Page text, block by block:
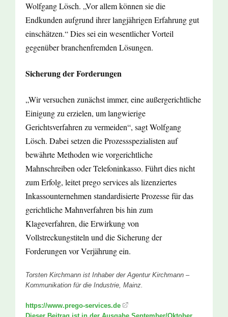
Wolfgang Lösch. „Vor allem können sie die
Endkunden aufgrund ihrer langjährigen Erfahrung gut
einschätzen.“ Dies sei ein wesentlicher Vorteil
gegenüber branchenfremden Lösungen.
Sicherung der Forderungen
„Wir versuchen zunächst immer, eine außergerichtliche
Einigung zu erzielen, um langwierige
Gerichtsverfahren zu vermeiden“, sagt Wolfgang
Lösch. Dabei setzen die Prozessspezialisten auf
bewährte Methoden wie vorgerichtliche
Mahnschreiben oder Telefoninkasso. Führt dies nicht
zum Erfolg, leitet prego services als lizenziertes
Inkassounternehmen standardisierte Prozesse für das
gerichtliche Mahnverfahren bis hin zum
Klageverfahren, die Erwirkung von
Vollstreckungstiteln und die Sicherung der
Forderungen vor Verjährung ein.
Torsten Kirchmann ist Inhaber der Agentur Kirchmann –
Kommunikation für die Industrie, Mainz.
https://www.prego-services.de